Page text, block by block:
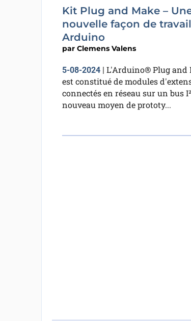
Kit Plug and Make –
nouvelle façon de
Arduino
par Clemens Valens
5-08-2024| L'Arduino® Plug and
est constitué de modules
connectés en réseau sur un bus
nouveau moyen de prototy...